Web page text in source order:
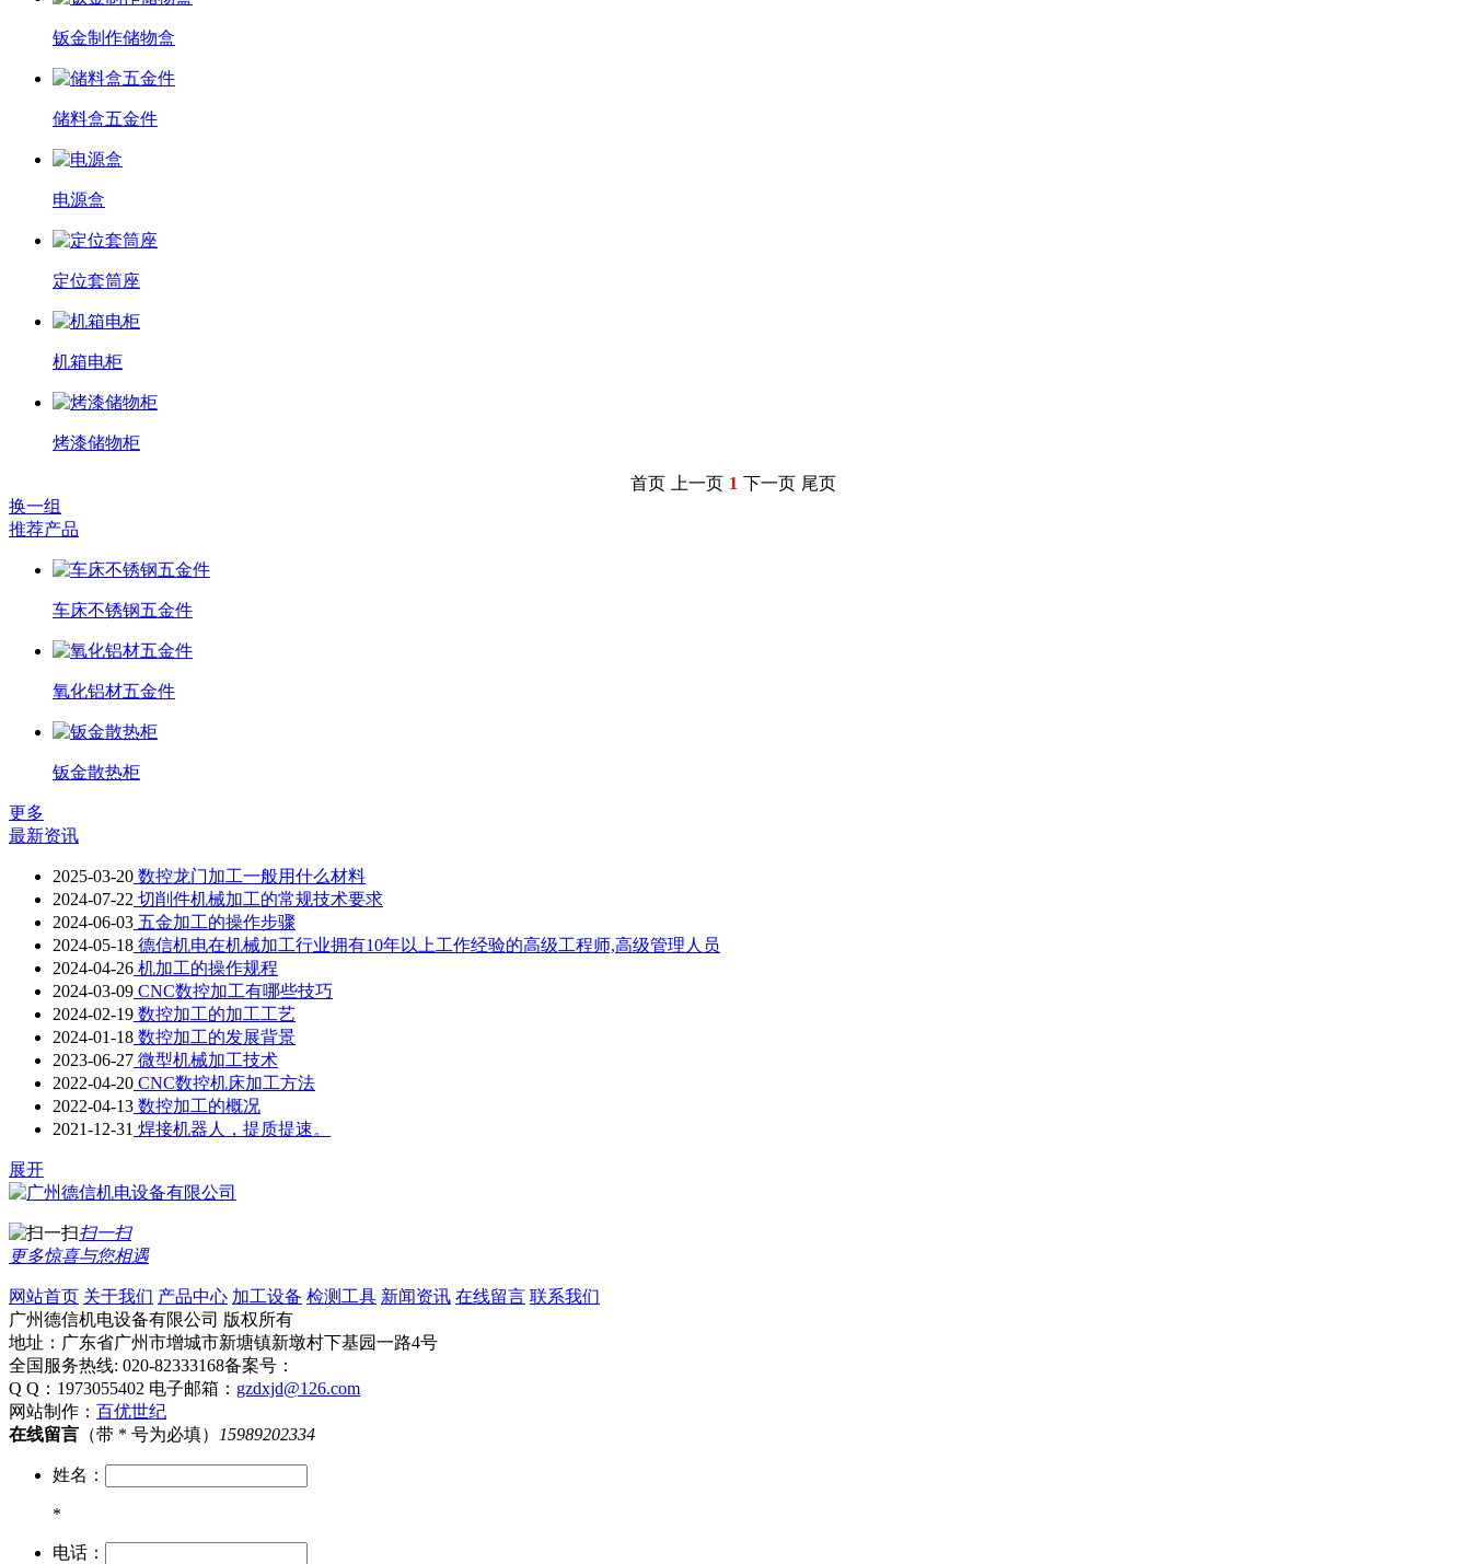
钣金制作储物盒
储料盒五金件
电源盒
定位套筒座
机箱电柜
烤漆储物柜
首页 上一页 1 下一页 尾页
换一组
推荐产品
车床不锈钢五金件
氧化铝材五金件
钣金散热柜
更多
最新资讯
2025-03-20 数控龙门加工一般用什么材料
2024-07-22 切削件机械加工的常规技术要求
2024-06-03 五金加工的操作步骤
2024-05-18 德信机电在机械加工行业拥有10年以上工作经验的高级工程师,高级管理人员
2024-04-26 机加工的操作规程
2024-03-09 CNC数控加工有哪些技巧
2024-02-19 数控加工的加工工艺
2024-01-18 数控加工的发展背景
2023-06-27 微型机械加工技术
2022-04-20 CNC数控机床加工方法
2022-04-13 数控加工的概况
2021-12-31 焊接机器人，提质提速。
展开
扫一扫
更多惊喜与您相遇
网站首页 关于我们 产品中心 加工设备 检测工具 新闻资讯 在线留言 联系我们
广州德信机电设备有限公司 版权所有
地址：广东省广州市增城市新塘镇新墩村下基园一路4号
全国服务热线: 020-82333168备案号：
Q Q：1973055402 电子邮箱： gzdxjd@126.com
网站制作： 百优世纪
在线留言 （带 * 号为必填） 15989202334
姓名：
*
电话：